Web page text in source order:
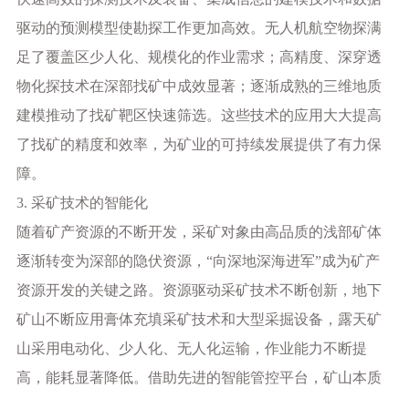
驱动的预测模型使勘探工作更加高效。无人机航空物探满
足了覆盖区少人化、规模化的作业需求；高精度、深穿透
物化探技术在深部找矿中成效显著；逐渐成熟的三维地质
建模推动了找矿靶区快速筛选。这些技术的应用大大提高
了找矿的精度和效率，为矿业的可持续发展提供了有力保
障。
3. 采矿技术的智能化
随着矿产资源的不断开发，采矿对象由高品质的浅部矿体
逐渐转变为深部的隐伏资源， “向深地深海进军”成为矿产
资源开发的关键之路。资源驱动采矿技术不断创新，地下
矿山不断应用膏体充填采矿技术和大型采掘设备，露天矿
山采用电动化、少人化、无人化运输，作业能力不断提
高，能耗显著降低。借助先进的智能管控平台，矿山本质